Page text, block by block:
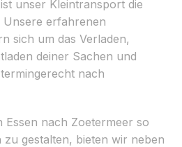
unser Kleintransport die
Unsere erfahrenen
sich um das Verladen,
deiner Sachen und
nach
Essen nach Zoetermeer so
zu gestalten, bieten wir neben